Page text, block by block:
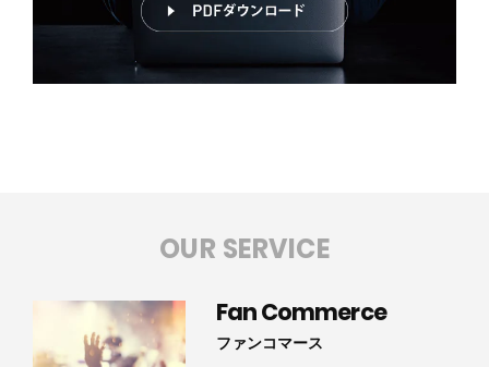
OUR SERVICE
Fan Commerce
ファンコマース